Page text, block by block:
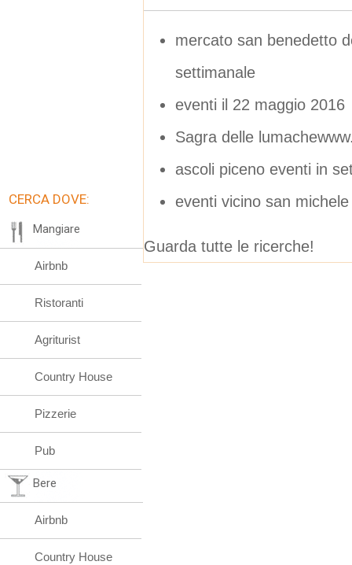
mercato san benedetto
settimanale
eventi il 22 maggio 2016
Sagra delle
ascoli piceno eventi in
eventi vicino san michele
Guarda tutte le ricerche!
CERCA DOVE:
Mangiare
Airbnb
Ristoranti
Agriturist
Country House
Pizzerie
Pub
Bere
Airbnb
Country House